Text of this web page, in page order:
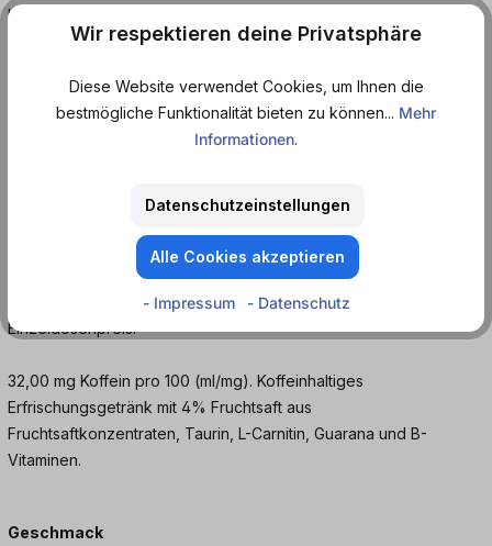
unvergleichliche Energy Drink mit dem erfrischenden Geschmack
nach Zitrone. Leicht prickelnd und vitalisierend bekommst du den
voller Power zu überstehen und auch für die bevorstehende
Party fit und wach zu sein.
schnell wieder auf Hochtouren.
Bestelle den gelben Monster The Doctor VR46 online als
Einzeldose oder als 12er Tray. Wenn du dir einen Vorrat von 12
Dosen bestellst, erhältst du bis zu 20 % Rabatt, bezogen auf den
Einzeldosenpreis.
32,00 mg Koffein pro 100 (ml/mg). Koffeinhaltiges
Erfrischungsgetränk mit 4% Fruchtsaft aus
Fruchtsaftkonzentraten, Taurin, L-Carnitin, Guarana und B-
Vitaminen.
Geschmack
Wir respektieren deine Privatsphäre
Diese Website verwendet Cookies, um Ihnen die
bestmögliche Funktionalität bieten zu können... Mehr
Informationen.
Datenschutzeinstellungen
Alle Cookies akzeptieren
- Impressum - Datenschutz